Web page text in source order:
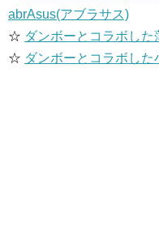
abrAsus(アブラサス)
☆ ダンボーとコラボし
☆ ダンボーとコラボし